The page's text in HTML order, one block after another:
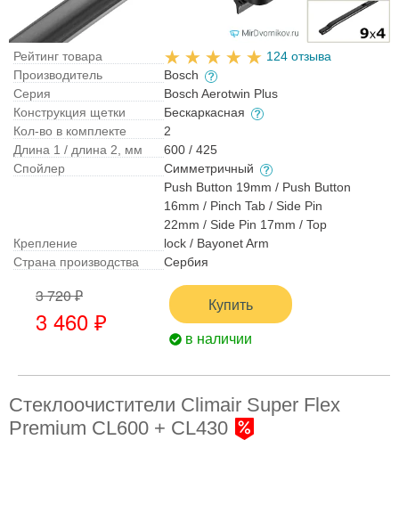
Рейтинг товара
124 отзыва
Производитель
Bosch
Серия
Bosch Aerotwin Plus
Конструкция щетки
Бескаркасная
Кол-во в комплекте
2
Длина 1 / длина 2, мм
600 / 425
Спойлер
Симметричный
Крепление
Push Button 19mm / Push Button
16mm / Pinch Tab / Side Pin
22mm / Side Pin 17mm / Top
lock / Bayonet Arm
Страна производства
Сербия
3 720 ₽
3 460 ₽
Купить
в наличии
Стеклоочистители Climair Super Flex
Premium CL600 + CL430